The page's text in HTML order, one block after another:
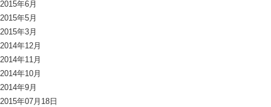
2015年6月
2015年5月
2015年3月
2014年12月
2014年11月
2014年10月
2014年9月
2015年07月18日